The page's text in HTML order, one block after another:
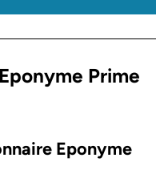
Prime
Eponyme